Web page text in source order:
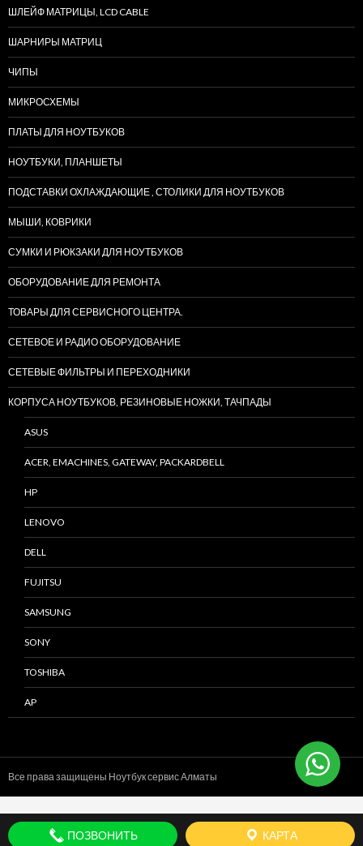
ШЛЕЙФ МАТРИЦЫ, LCD CABLE
ШАРНИРЫ МАТРИЦ
ЧИПЫ
МИКРОСХЕМЫ
ПЛАТЫ ДЛЯ НОУТБУКОВ
НОУТБУКИ, ПЛАНШЕТЫ
ПОДСТАВКИ ОХЛАЖДАЮЩИЕ , СТОЛИКИ ДЛЯ НОУТБУКОВ
МЫШИ, КОВРИКИ
СУМКИ И РЮКЗАКИ ДЛЯ НОУТБУКОВ
ОБОРУДОВАНИЕ ДЛЯ РЕМОНТА
ТОВАРЫ ДЛЯ СЕРВИСНОГО ЦЕНТРА.
СЕТЕВОЕ И РАДИО ОБОРУДОВАНИЕ
СЕТЕВЫЕ ФИЛЬТРЫ И ПЕРЕХОДНИКИ
КОРПУСА НОУТБУКОВ, РЕЗИНОВЫЕ НОЖКИ, ТАЧПАДЫ
ASUS
ACER, EMACHINES, GATEWAY, PACKARDBELL
HP
LENOVO
DELL
FUJITSU
SAMSUNG
SONY
TOSHIBA
AP
Все права защищены Ноутбук сервисАлматы
ПОЗВОНИТЬ КАРТА